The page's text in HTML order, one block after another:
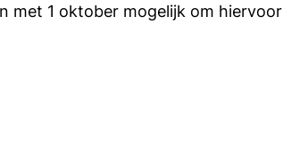
met 1 oktober mogelijk om hiervoor